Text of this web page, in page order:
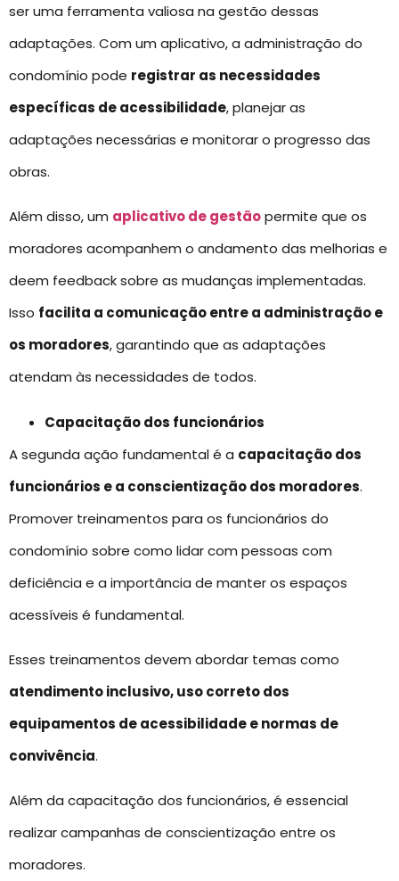
ser uma ferramenta valiosa na gestão dessas
adaptações. Com um aplicativo, a administração do
condomínio pode registrar as necessidades
específicas de acessibilidade, planejar as
adaptações necessárias e monitorar o progresso das
obras.
Além disso, um aplicativo de gestãopermite que os
moradores acompanhem o andamento das melhorias e
deem feedback sobre as mudanças implementadas.
Isso facilita a comunicação entre a administração e
os moradores, garantindo que as adaptações
atendam às necessidades de todos.
Capacitação dos funcionários
A segunda ação fundamental é a capacitação dos
funcionários e a conscientização dos moradores.
Promover treinamentos para os funcionários do
condomínio sobre como lidar com pessoas com
deficiência e a importância de manter os espaços
acessíveis é fundamental.
Esses treinamentos devem abordar temas como
atendimento inclusivo, uso correto dos
equipamentos de acessibilidade e normas de
convivência.
Além da capacitação dos funcionários, é essencial
realizar campanhas de conscientização entre os
moradores.